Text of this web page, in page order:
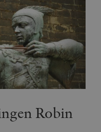
Robin
minuter